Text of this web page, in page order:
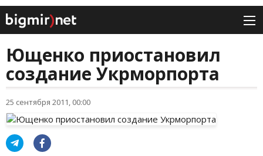
Ющенко приостановил
создание Укрморпорта
25 сентября 2011, 00:00